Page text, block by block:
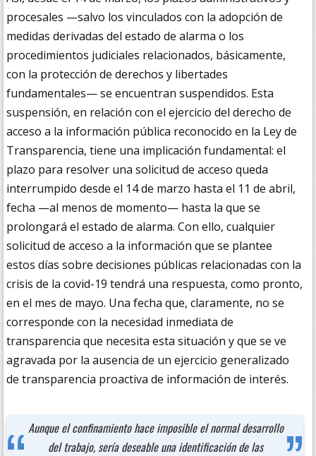
procesales —salvo los vinculados con la adopción de
medidas derivadas del estado de alarma o los
procedimientos judiciales relacionados, básicamente,
con la protección de derechos y libertades
fundamentales— se encuentran suspendidos. Esta
suspensión, en relación con el ejercicio del derecho de
acceso a la información pública reconocido en la Ley de
Transparencia, tiene una implicación fundamental: el
plazo para resolver una solicitud de acceso queda
interrumpido desde el 14 de marzo hasta el 11 de abril,
fecha —al menos de momento— hasta la que se
prolongará el estado de alarma. Con ello, cualquier
solicitud de acceso a la información que se plantee
estos días sobre decisiones públicas relacionadas con la
crisis de la covid-19 tendrá una respuesta, como pronto,
en el mes de mayo. Una fecha que, claramente, no se
corresponde con la necesidad inmediata de
transparencia que necesita esta situación y que se ve
agravada por la ausencia de un ejercicio generalizado
de transparencia proactiva de información de interés.
Aunque el confinamiento hace imposible el normal desarrollo
del trabajo, sería deseable una identificación de las